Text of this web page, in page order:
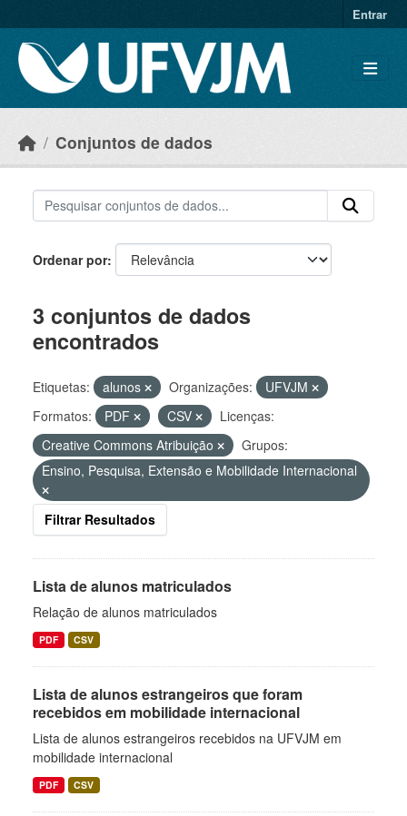
Entrar
Conjuntos de dados
Ordenar por
3 conjuntos de dados
encontrados
Etiquetas: alunos Organizações:
UFVJM
Formatos:
PDF CSV
Licenças:
Creative Commons Atribuição
Grupos:
Ensino, Pesquisa, Extensão e Mobilidade Internacional
Filtrar Resultados
Lista de alunos matriculados
Relação de alunos matriculados
PDF CSV
Lista de alunos estrangeiros que foram
recebidos em mobilidade internacional
Lista de alunos estrangeiros recebidos na UFVJM em
mobilidade internacional
PDF CSV